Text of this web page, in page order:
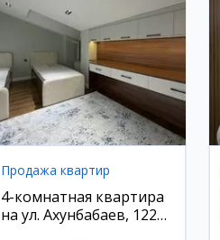
Продажа квартир
4-комнатная квартира
на ул. Ахунбабаев, 122